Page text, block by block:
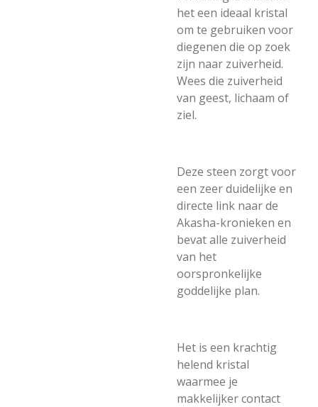
het een ideaal kristal
om te gebruiken voor
diegenen die op zoek
zijn naar zuiverheid.
Wees die zuiverheid
van geest, lichaam of
ziel.
Deze steen zorgt voor
een zeer duidelijke en
directe link naar de
Akasha-kronieken en
bevat alle zuiverheid
van het
oorspronkelijke
goddelijke plan.
Het is een krachtig
helend kristal
waarmee je
makkelijker contact